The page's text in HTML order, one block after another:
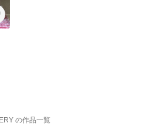
の作品一覧